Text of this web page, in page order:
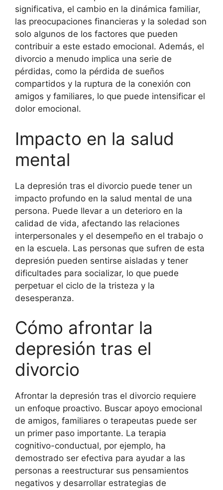
significativa, el cambio en la dinámica familiar,
las preocupaciones financieras y la soledad son
solo algunos de los factores que pueden
contribuir a este estado emocional. Además, el
divorcio a menudo implica una serie de
pérdidas, como la pérdida de sueños
compartidos y la ruptura de la conexión con
amigos y familiares, lo que puede intensificar el
dolor emocional.
Impacto en la salud
mental
La depresión tras el divorcio puede tener un
impacto profundo en la salud mental de una
persona. Puede llevar a un deterioro en la
calidad de vida, afectando las relaciones
interpersonales y el desempeño en el trabajo o
en la escuela. Las personas que sufren de esta
depresión pueden sentirse aisladas y tener
dificultades para socializar, lo que puede
perpetuar el ciclo de la tristeza y la
desesperanza.
Cómo afrontar la
depresión tras el
divorcio
Afrontar la depresión tras el divorcio requiere
un enfoque proactivo. Buscar apoyo emocional
de amigos, familiares o terapeutas puede ser
un primer paso importante. La terapia
cognitivo-conductual, por ejemplo, ha
demostrado ser efectiva para ayudar a las
personas a reestructurar sus pensamientos
negativos y desarrollar estrategias de